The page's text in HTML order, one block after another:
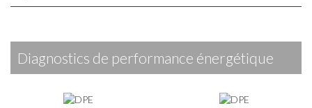
diagnostics de performance énergétique